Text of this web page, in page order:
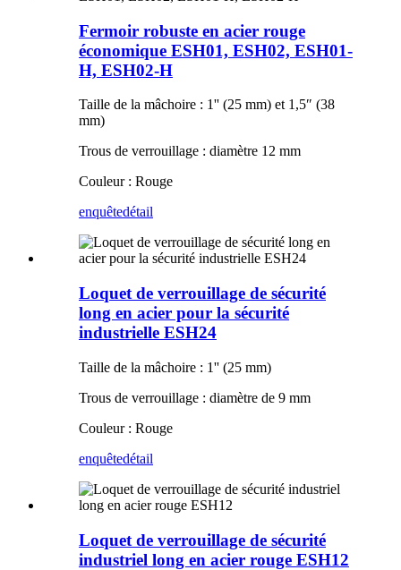
Fermoir robuste en acier rouge
économique ESH01, ESH02, ESH01-
H, ESH02-H
Taille de la mâchoire : 1'' (25 mm) et 1,5″ (38
mm)
Trous de verrouillage : diamètre 12 mm
Couleur : Rouge
enquêtedétail
Loquet de verrouillage de sécurité
long en acier pour la sécurité
industrielle ESH24
Taille de la mâchoire : 1'' (25 mm)
Trous de verrouillage : diamètre de 9 mm
Couleur : Rouge
enquêtedétail
Loquet de verrouillage de sécurité
industriel long en acier rouge ESH12